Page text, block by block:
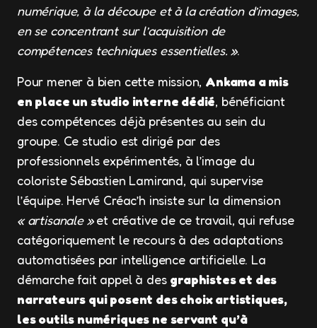
numérique, à la découpe et à la création d’images,
en se concentrant sur l’acquisition de
compétences techniques essentielles. ».
Pour mener à bien cette mission, Ankama a mis
en place un studio interne dédié, bénéficiant
des compétences déjà présentes au sein du
groupe. Ce studio est dirigé par des
professionnels expérimentés, à l’image du
coloriste Sébastien Lamirand, qui supervise
l’équipe. Hervé Créac’h insiste sur la dimension
« artisanale »et créative de ce travail, qui refuse
catégoriquement le recours à des adaptations
automatisées par intelligence artificielle. La
démarche fait appel à des graphistes et des
narrateurs qui posent des choix artistiques,
les outils numériques ne servant qu’à